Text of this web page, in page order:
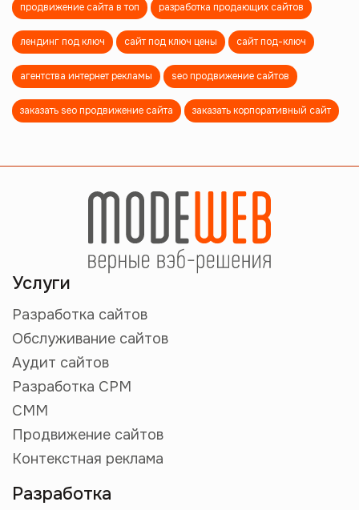
продвижение сайта в топ разработка продающих сайтов
лендинг под ключ сайт под ключ цены сайт под-ключ
агентства интернет рекламы seo продвижение сайтов
заказать seo продвижение сайта заказать корпоративный сайт
Услуги
Разработка сайтов
Обслуживание сайтов
Аудит сайтов
Разработка СРМ
СММ
Продвижение сайтов
Контекстная реклама
Разработка